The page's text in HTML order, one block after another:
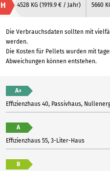
H 4528 KG (1919.9 € / Jahr) 5660
Die Verbrauchsdaten sollten mit
werden.
Die Kosten für Pellets wurden mit
Abweichungen können entstehen.
A+
Effizienzhaus 40, Passivhaus,
A
Effizienzhaus 55, 3-Liter-Haus
B